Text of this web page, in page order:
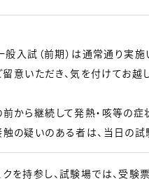
入試（前期）は通常通り実施
意いただき、気を付けてお越し
から継続して発熱・咳等の
の疑いのある者は、当日の
を持参し、試験場では、受